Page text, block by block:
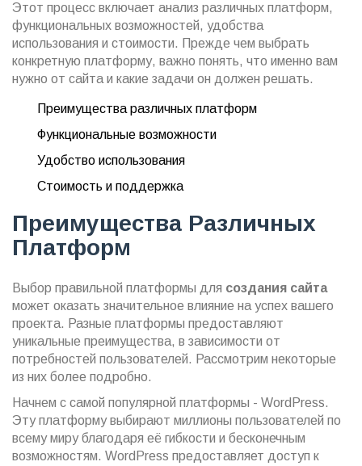
Этот процесс включает анализ различных платформ,
функциональных возможностей, удобства
использования и стоимости. Прежде чем выбрать
конкретную платформу, важно понять, что именно вам
нужно от сайта и какие задачи он должен решать.
Преимущества различных платформ
Функциональные возможности
Удобство использования
Стоимость и поддержка
Преимущества Различных
Платформ
Выбор правильной платформы для создания сайта
может оказать значительное влияние на успех вашего
проекта. Разные платформы предоставляют
уникальные преимущества, в зависимости от
потребностей пользователей. Рассмотрим некоторые
из них более подробно.
Начнем с самой популярной платформы - WordPress.
Эту платформу выбирают миллионы пользователей по
всему миру благодаря её гибкости и бесконечным
возможностям. WordPress предоставляет доступ к